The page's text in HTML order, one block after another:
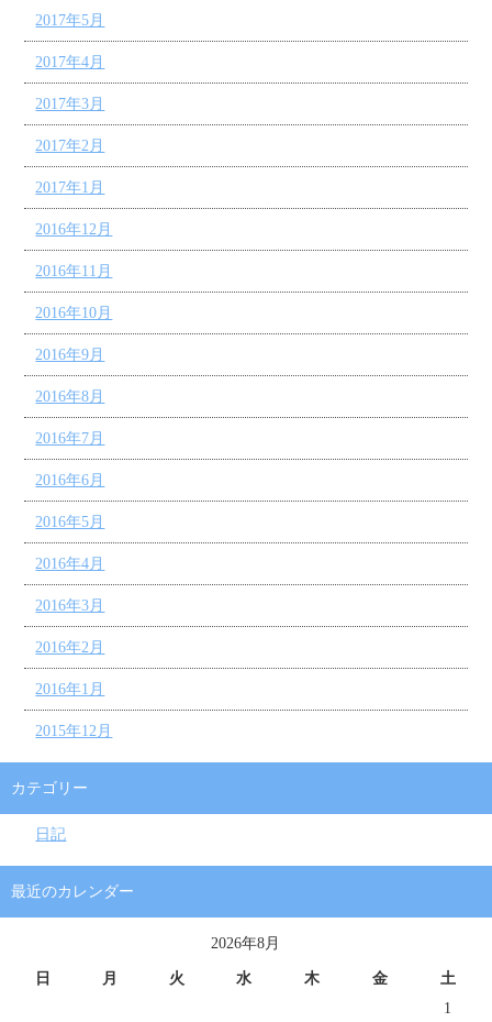
2017年5月
2017年4月
2017年3月
2017年2月
2017年1月
2016年12月
2016年11月
2016年10月
2016年9月
2016年8月
2016年7月
2016年6月
2016年5月
2016年4月
2016年3月
2016年2月
2016年1月
2015年12月
カテゴリー
日記
最近のカレンダー
2026年8月
日 月 火 水 木 金
土
1